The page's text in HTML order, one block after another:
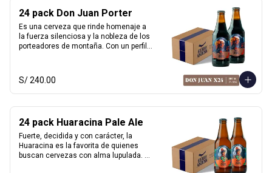
Perfecta con platos andinos, comida
fusión y quesos suaves.
24 pack Don Juan Porter
Es una cerveza que rinde homenaje a
la fuerza silenciosa y la nobleza de los
porteadores de montaña. Con un perfil
tostada, con un amargor suave que
permite que el carácter maltoso brille.
Su sabor envolvente y su alma robusta
ahumadas, parrillas o postres como
brownies y fondant de chocolate. Fuerte
y noble.
S/ 240.00
24 pack Huaracina Pale Ale
Fuerte, decidida y con carácter, la
Huaracina es la favorita de quienes
buscan cervezas con alma lupulada.